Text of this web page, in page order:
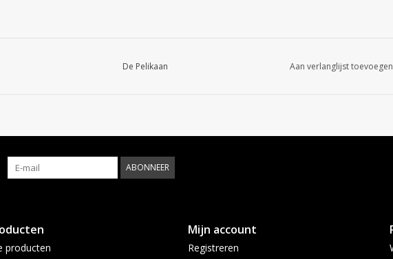
De Pelikaan Aan verlanglijst toevoegen
ABONNEER
producten
Mijn account
Registreren